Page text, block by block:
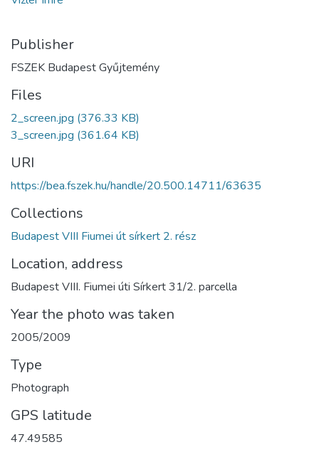
Publisher
FSZEK Budapest Gyűjtemény
Files
2_screen.jpg (376.33 KB)
3_screen.jpg (361.64 KB)
URI
https://bea.fszek.hu/handle/20.500.14711/63635
Collections
Budapest VIII Fiumei út sírkert 2. rész
Location, address
Budapest VIII. Fiumei úti Sírkert 31/2. parcella
Year the photo was taken
2005/2009
Type
Photograph
GPS latitude
47.49585